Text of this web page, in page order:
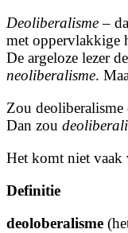
Deoliberalisme–
met oppervlakkige
De argeloze lezer
neoliberalisme.
Zou deoliberalisme
Dan zou
Het komt niet
Definitie
deoloberalisme